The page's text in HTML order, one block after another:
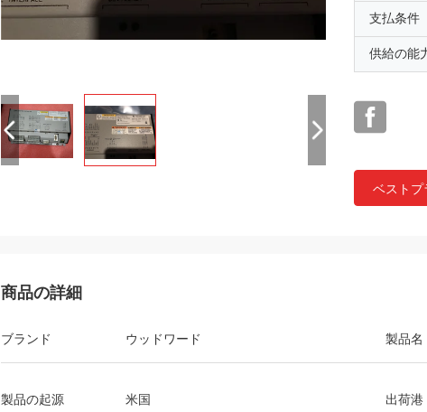
支払条件
供給の能
ベストプ
商品の詳細
ブランド ウッドワード 製品名
製品の起源 米国 出荷港